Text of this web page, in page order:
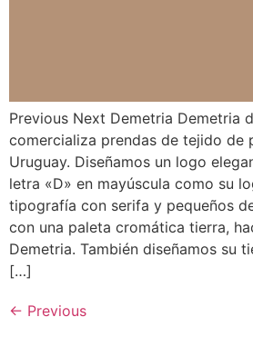
Previous Next Demetria Demetria
comercializa prendas de tejido de
Uruguay. Diseñamos un logo
letra «D» en mayúscula como su
tipografía con serifa y pequeños
con una paleta cromática tierra,
Demetria. También diseñamos su
[…]
← Previous